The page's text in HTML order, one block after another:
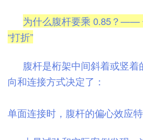
为什么腹杆要乘 0.85？——
“打折”
腹杆是桁架中间斜着或竖
向和连接方式决定了：
单面连接时，腹杆的偏心效应特